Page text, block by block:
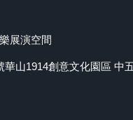
展演空間
華山1914創意文化園區 中